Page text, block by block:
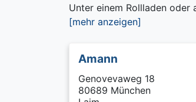
Unter einem Rollladen oder
[mehr anzeigen]
Amann
Genovevaweg 18
80689 München